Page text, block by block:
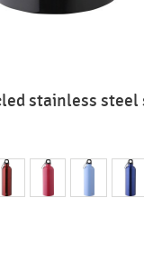
stainless